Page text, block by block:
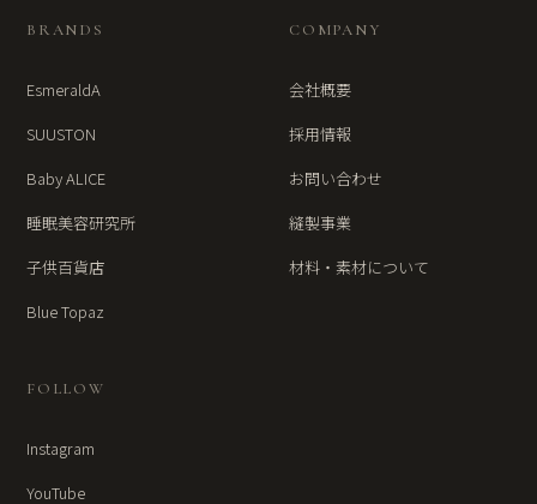
BRANDS
EsmeraldA
SUUSTON
Baby ALICE
睡眠美容研究所
子供百貨店
Blue Topaz
COMPANY
会社概要
採用情報
お問い合わせ
縫製事業
材料・素材について
FOLLOW
Instagram
YouTube